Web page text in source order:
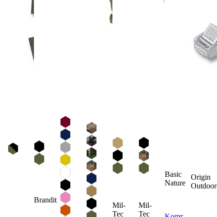
Brandit
Mil-
Tec
Mil-
Tec
Basic
Nature
Origin